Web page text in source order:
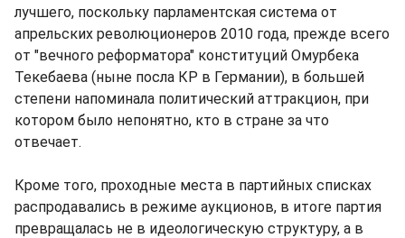
лучшего, поскольку парламентская система от
апрельских революционеров 2010 года, прежде всего
от "вечного реформатора" конституций Омурбека
Текебаева (ныне посла КР в Германии), в большей
степени напоминала политический аттракцион, при
котором было непонятно, кто в стране за что
отвечает.
Кроме того, проходные места в партийных списках
распродавались в режиме аукционов, в итоге партия
превращалась не в идеологическую структуру, а в